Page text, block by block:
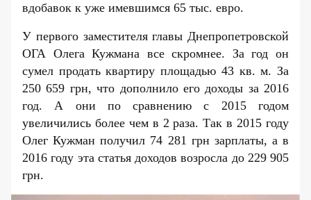
вдобавок к уже имевшимся 65 тыс. евро.
У первого заместителя главы Днепропетровской
ОГА Олега Кужмана все скромнее. За год он
сумел продать квартиру площадью 43 кв. м. За
250 659 грн, что дополнило егодоходы за 2016
год. А они по сравнению с 2015 годом
увеличились более чем в 2 раза. Так в 2015 году
Олег Кужман получил 74 281 грн зарплаты, а в
2016 году эта статья доходов возросла до 229 905
грн.